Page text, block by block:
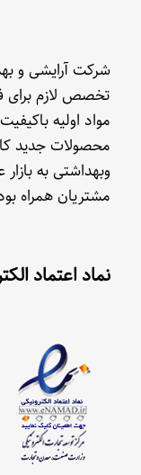
شرکت آرایشی و
تخصص لازم برای
مواد اولیه
محصولات جدید
وبهداشتی به
مشتریان همراه
نماد اعتماد